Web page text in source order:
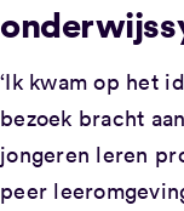
‘Ik kwam op het
bezoek bracht
jongeren leren
peer